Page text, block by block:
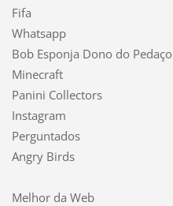
Fifa
Whatsapp
Bob Esponja Dono do Pedaço
Minecraft
Panini Collectors
Instagram
Perguntados
Angry Birds
Melhor da Web